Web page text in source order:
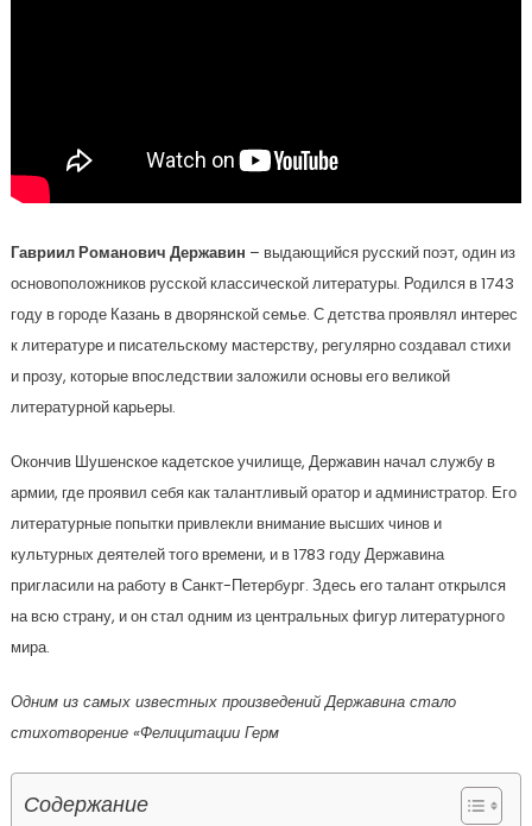
Гавриил Романович Державин – выдающийся русский поэт, один из
основоположников русской классической литературы. Родился в 1743
году в городе Казань в дворянской семье. С детства проявлял интерес
к литературе и писательскому мастерству, регулярно создавал стихи
и прозу, которые впоследствии заложили основы его великой
литературной карьеры.
Окончив Шушенское кадетское училище, Державин начал службу в
армии, где проявил себя как талантливый оратор и администратор. Его
литературные попытки привлекли внимание высших чинов и
культурных деятелей того времени, и в 1783 году Державина
пригласили на работу в Санкт-Петербург. Здесь его талант открылся
на всю страну, и он стал одним из центральных фигур литературного
мира.
Одним из самых известных произведений Державина стало
стихотворение «Фелицитации Герм
Содержание